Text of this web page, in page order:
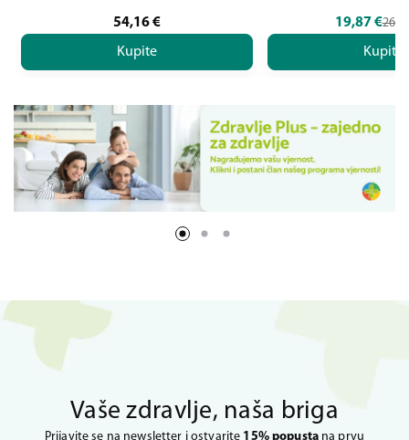
54,16€
Kupite
19,87 €
Kupite
Vaše zdravlje, naša briga
Prijavite se na newsletter i ostvarite 15% popustana prvu